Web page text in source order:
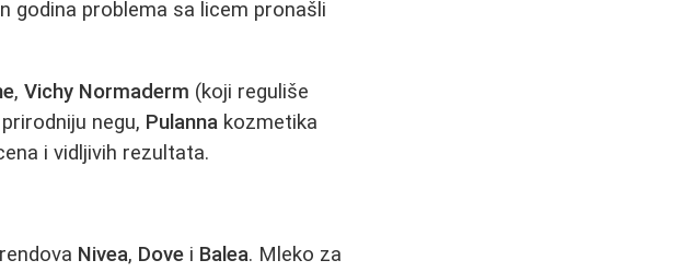
godina problema sa licem pronašli
,Vichy Normaderm (koji reguliše
negu, Pulanna kozmetika
i vidljivih rezultata.
Nivea, Dove i Balea. Mleko za